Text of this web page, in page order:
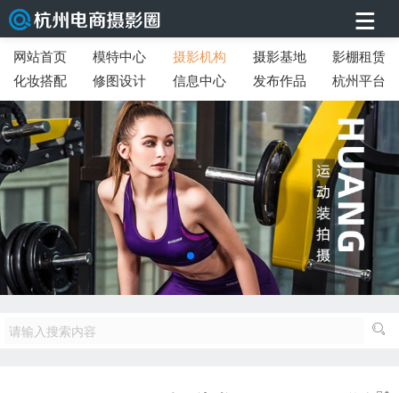
网站首页 模特中心 摄影机构 摄影基地
影棚租赁
化妆搭配
修图设计 信息中心 发布作品 杭州平台